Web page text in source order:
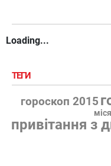
Loading...
ТЕГИ
гороскоп 2015
привітання з